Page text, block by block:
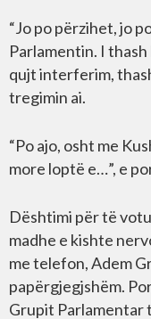
“Jo po përzihet, jo
Parlamentin. I
qujt interferim,
tregimin ai.
“Po ajo, osht me
more loptë e…”, e
Dështimi për të
madhe e kishte
me telefon, Adem
papërgjegjshëm.
Grupit Parlamentar